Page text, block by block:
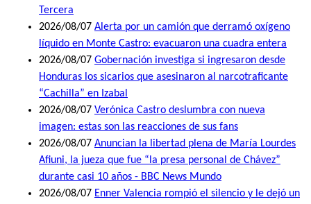
Tercera
2026/08/07 Alerta por un camión que derramó oxígeno
líquido en Monte Castro: evacuaron una cuadra entera
2026/08/07 Gobernación investiga si ingresaron desde
Honduras los sicarios que asesinaron al narcotraficante
“Cachilla” en Izabal
2026/08/07 Verónica Castro deslumbra con nueva
imagen: estas son las reacciones de sus fans
2026/08/07 Anuncian la libertad plena de María Lourdes
Afiuni, la jueza que fue “la presa personal de Chávez”
durante casi 10 años - BBC News Mundo
2026/08/07 Enner Valencia rompió el silencio y le dejó un